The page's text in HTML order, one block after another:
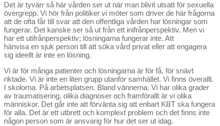
Det är tyvärr så här vården ser ut när man blivit utsatt för sexuella
övergrepp. Vi hör från politiker vi möter som driver de här frågorna
att de ofta får till svar att den offentliga vården har lösningar som
fungerar. Det kanske ser så ut från ett inifrånperspektiv. Men vi
har ett utifrånperspektiv; lösningarna fungerar inte. Att
hänvisa en sjuk person till att söka vård privat eller att engagera
sig ideellt är inte en lösning.
Vi är för många patienter och lösningarna är för få, för snävt
riktade. Vi är inte en liten grupp utanför samhället. Vi finns överallt.
I skolorna. På arbetsplatsen. Bland vännerna. Vi har olika grader
av traumatisering, olika diagnoser och framförallt är vi olika
människor. Det går inte att förvänta sig att enbart KBT ska fungera
för alla. Det är ett utbrett och komplext problem och det finns inte
någon person som är ansvarig för hur det ser ut idag.